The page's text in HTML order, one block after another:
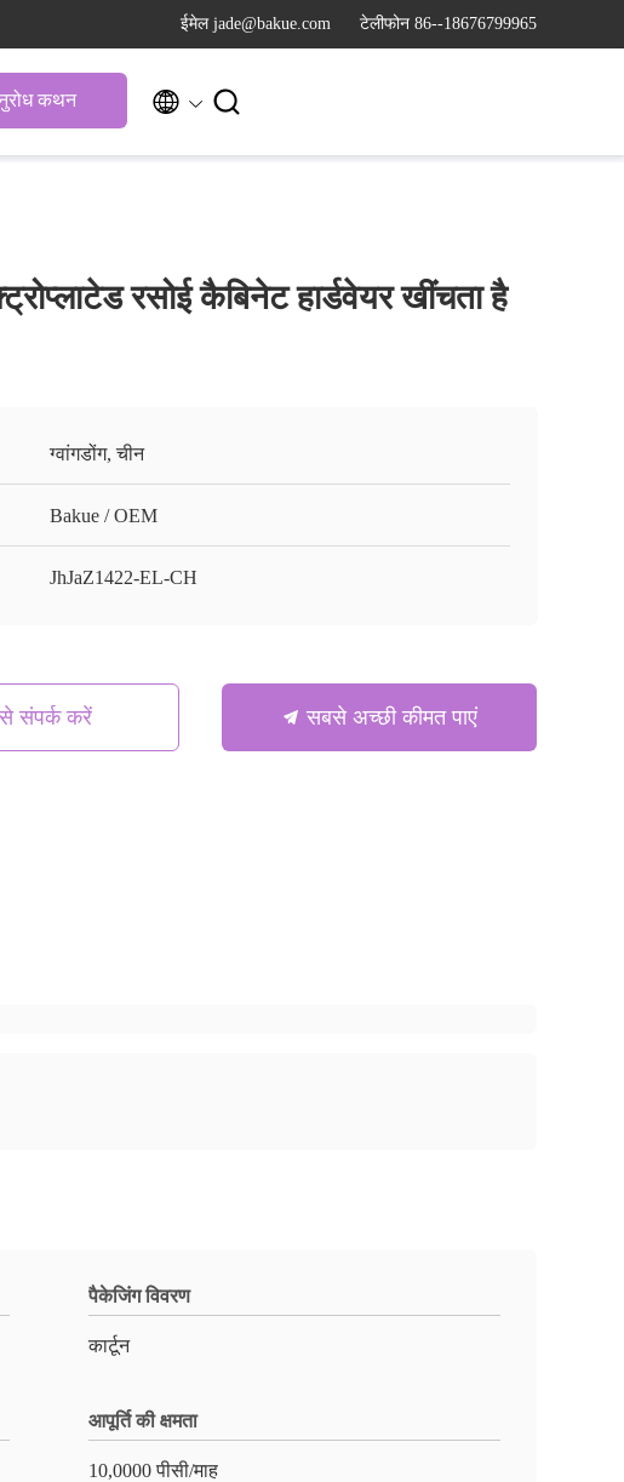
ईमेल jade@bakue.com टेलीफोन 86--18676799965
कथन  
रसोई कैबिनेट हार्डवेयर खींचता है
ग्वांगडोंग, चीन
Bakue / OEM
JhJaZ1422-EL-CH
संपर्क करें सबसे अच्छी कीमत पाएं
पैकेजिंग विवरण
कार्टून
आपूर्ति की क्षमता
10,0000 पीसी/माह